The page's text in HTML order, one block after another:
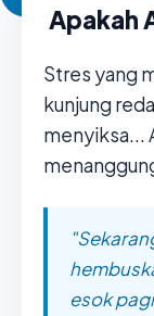
Apakah
Stres yang
kunjung
menyiksa...
esok